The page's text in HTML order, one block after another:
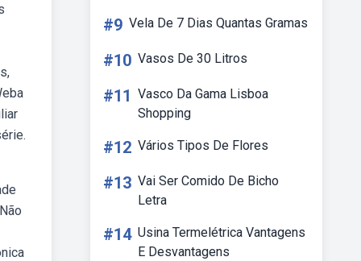
#9 Vela De 7 Dias Quantas Gramas
#10 Vasos De 30 Litros
#11 Vasco Da Gama Lisboa
Shopping
#12 Vários Tipos De Flores
#13 Vai Ser Comido De Bicho
Letra
#14 Usina Termelétrica Vantagens
E Desvantagens